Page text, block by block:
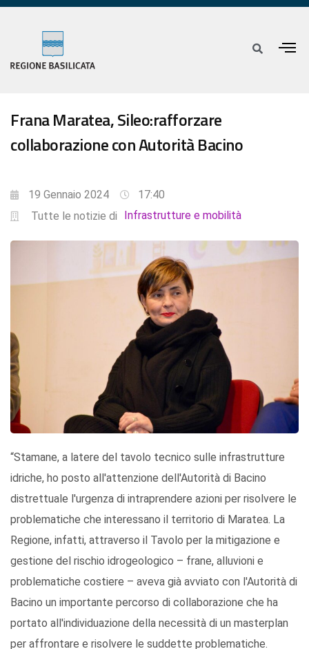
Frana Maratea, Sileo:rafforzare
collaborazione con Autorità Bacino
19 Gennaio 2024
17:40
Tutte le notizie di
Infrastrutture e mobilità
“Stamane, a latere del tavolo tecnico sulle infrastrutture
idriche, ho posto all'attenzione dell'Autorità di Bacino
distrettuale l'urgenza di intraprendere azioni per risolvere le
problematiche che interessano il territorio di Maratea. La
Regione, infatti, attraverso il Tavolo per la mitigazione e
gestione del rischio idrogeologico – frane, alluvioni e
problematiche costiere – aveva già avviato con l'Autorità di
Bacino un importante percorso di collaborazione che ha
portato all'individuazione della necessità di un masterplan
per affrontare e risolvere le suddette problematiche.